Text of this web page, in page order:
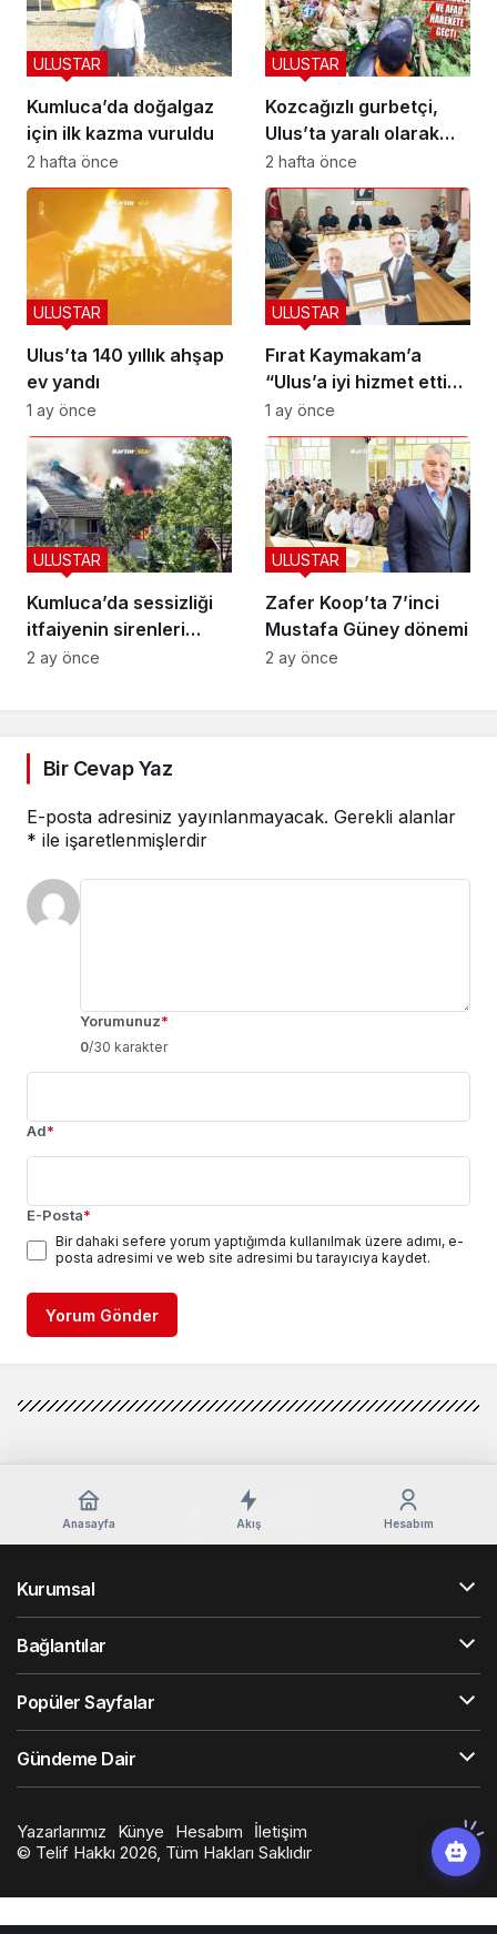
Kumluca’da doğalgaz
için ilk kazma vuruldu
ULUSTAR
2 hafta önce
Kozcağızlı gurbetçi,
Ulus’ta yaralı olarak
kurtarıldı
ULUSTAR
2 hafta önce
Ulus’ta 140 yıllık ahşap
ev yandı
ULUSTAR
1 ay önce
Fırat Kaymakam’a
“Ulus’a iyi hizmet ettin”
beratı
ULUSTAR
1 ay önce
Kumluca’da sessizliği
itfaiyenin sirenleri
bozdu
ULUSTAR
2 ay önce
Zafer Koop’ta 7’inci
Mustafa Güney dönemi
ULUSTAR
2 ay önce
Bir Cevap Yaz
E-posta adresiniz yayınlanmayacak. Gerekli alanlar
* ile işaretlenmişlerdir
Yorumunuz*
0/30 karakter
Ad*
E-Posta*
Bir dahaki sefere yorum yaptığımda kullanılmak üzere adımı, e-
posta adresimi ve web site adresimi bu tarayıcıya kaydet.
Yorum Gönder
Anasayfa Akış Hesabım
Kurumsal
Bağlantılar
Popüler Sayfalar
Gündeme Dair
Yazarlarımız Künye Hesabım
İletişim
© Telif Hakkı 2026, Tüm Hakları Saklıdır